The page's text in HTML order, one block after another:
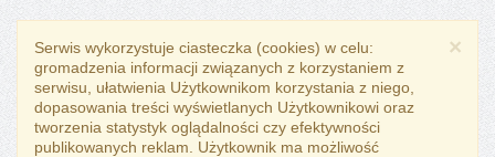
×
Serwis wykorzystuje ciasteczka (cookies) w celu:
gromadzenia informacji związanych z korzystaniem z
serwisu, ułatwienia Użytkownikom korzystania z niego,
dopasowania treści wyświetlanych Użytkownikowi oraz
tworzenia statystyk oglądalności czy efektywności
publikowanych reklam. Użytkownik ma możliwość